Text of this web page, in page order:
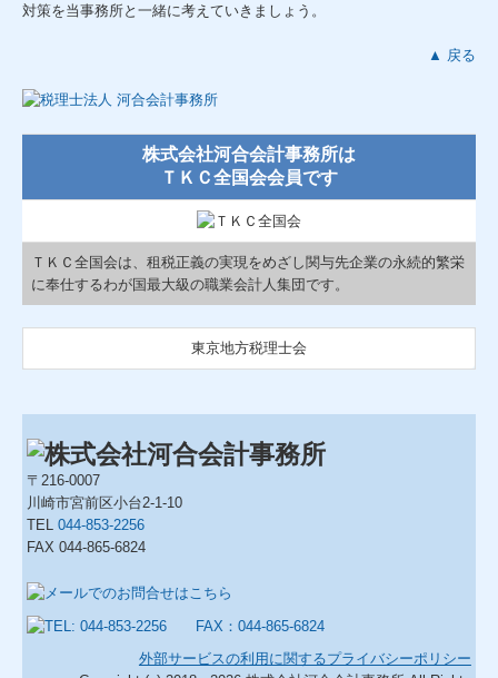
株式会社河合会計事務所は
ＴＫＣ全国会会員です
ＴＫＣ全国会は、租税正義の実現をめざし関与先企業の永続的繁栄
に奉仕するわが国最大級の職業会計人集団です。
東京地方税理士会
対策を当事務所と一緒に考えていきましょう。
▲ 戻る
〒216-0007
川崎市宮前区小台2-1-10
TEL044-853-2256
FAX 044-865-6824
外部サービスの利用に関するプライバシーポリシー